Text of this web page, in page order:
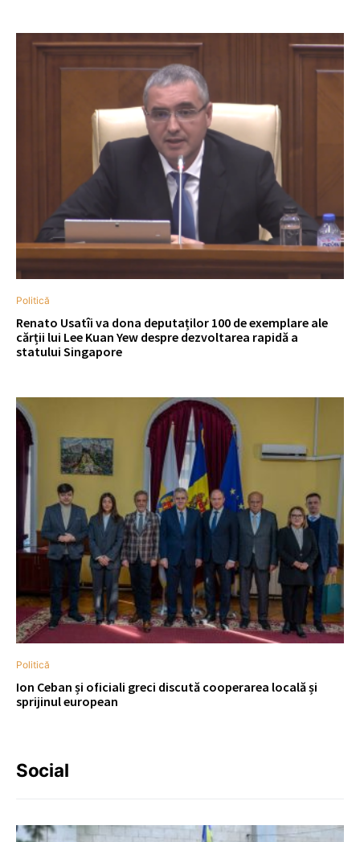
Politică
Renato Usatîi va dona deputaților 100 de exemplare ale
cărții lui Lee Kuan Yew despre dezvoltarea rapidă a
statului Singapore
Politică
Ion Ceban și oficiali greci discută cooperarea locală și
sprijinul european
Social